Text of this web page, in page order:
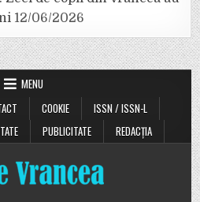
12/06/2026
MENU
COOKIE
ISSN / ISSN-L
PUBLICITATE REDACȚIA